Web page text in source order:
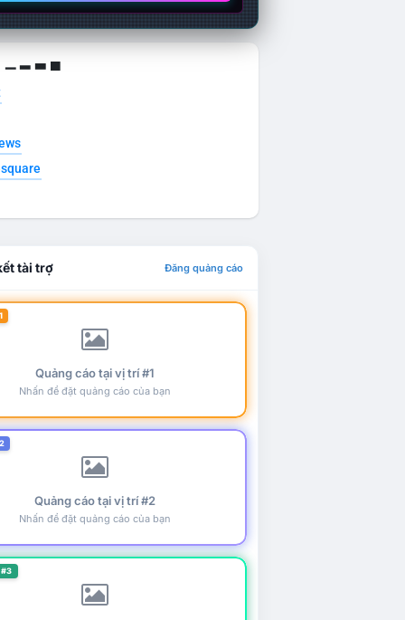
▁ ▂ ▃ ▄
tài trợ Đăng quảng cáo
Quảng cáo tại vị trí #1
Nhấn để đặt quảng cáo của bạn
Quảng cáo tại vị trí #2
Nhấn để đặt quảng cáo của bạn